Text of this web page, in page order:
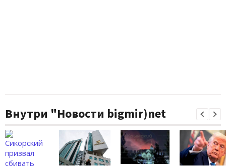
Внутри "Новости bigmir)net